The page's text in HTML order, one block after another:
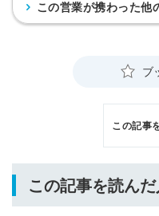
この営業が携わった他
ブ
この記事
この記事を読ん